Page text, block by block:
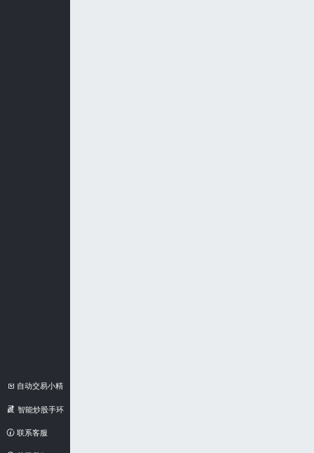
自动交易小精
灵 智能炒股手环
联系客服